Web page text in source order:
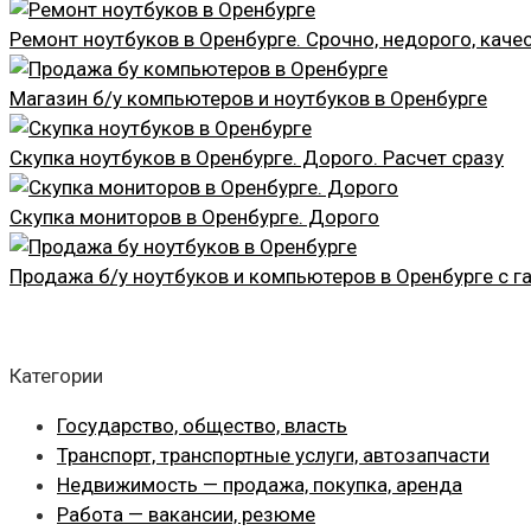
Ремонт ноутбуков в Оренбурге. Срочно, недорого,
Магазин б/у компьютеров и ноутбуков в Оренбурге
Скупка ноутбуков в Оренбурге. Дорого. Расчет сразу
Скупка мониторов в Оренбурге. Дорого
Продажа б/у ноутбуков и компьютеров в Оренбурге с
Категории
Государство, общество, власть
Транспорт, транспортные услуги, автозапчасти
Недвижимость — продажа, покупка, аренда
Работа — вакансии, резюме